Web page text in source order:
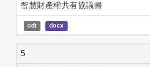
智慧財產權共有協議書
odt docx
5